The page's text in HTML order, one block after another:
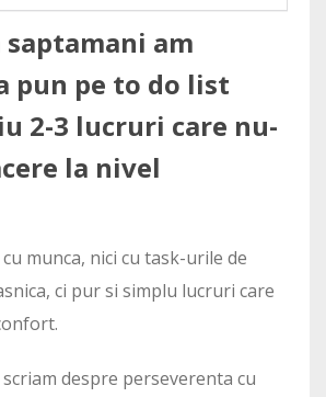
saptamani am
pun pe to do list
2-3 lucruri care nu-
la nivel
munca, nici cu task-urile de
ci pur si simplu lucruri care
despre perseverenta cu